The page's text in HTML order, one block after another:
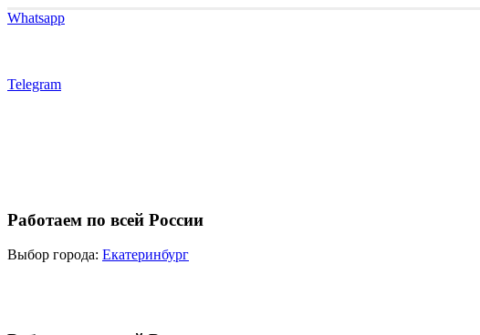
Whatsapp
Telegram
Работаем по всей России
Выбор города: Екатеринбург